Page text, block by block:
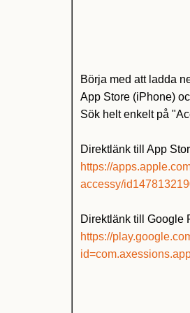
Börja med att ladda
App Store (iPhone)
Sök helt enkelt på
Direktlänk till App
https://
accessy/
Direktlänk till Google
https://